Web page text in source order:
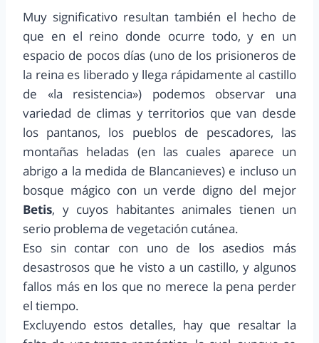
Muy significativo resultan también el hecho de
que en el reino donde ocurre todo, y en un
espacio de pocos días (uno de los prisioneros de
la reina es liberado y llega rápidamente al castillo
de «la resistencia») podemos observar una
variedad de climas y territorios que van desde
los pantanos, los pueblos de pescadores, las
montañas heladas (en las cuales aparece un
abrigo a la medida de Blancanieves) e incluso un
bosque mágico con un verde digno del mejor
Betis, y cuyos habitantes animales tienen un
serio problema de vegetación cutánea.
Eso sin contar con uno de los asedios más
desastrosos que he visto a un castillo, y algunos
fallos más en los que no merece la pena perder
el tiempo.
Excluyendo estos detalles, hay que resaltar la